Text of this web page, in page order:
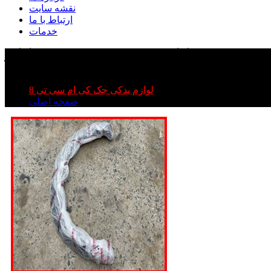
نقشه سایت
ارتباط با ما
خدمات
لوازم یدکی جک کی ام سی تی 8
صفحه اصلی